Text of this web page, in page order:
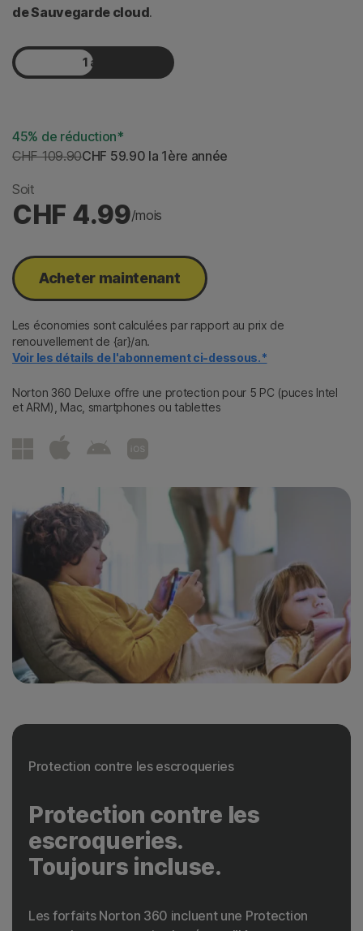
de Sauvegarde cloud.
1 an
45% de réduction*
CHF 109.90CHF 59.90 la 1ère année
Soit
CHF 4.99/mois
Acheter maintenant​
Les économies sont calculées par rapport au prix de
renouvellement de {ar}/an.
Voir les détails de l'abonnement ci-dessous.*
Norton 360 Deluxe offre une protection pour 5 PC (puces Intel
et ARM), Mac, smartphones ou tablettes
Protection contre les escroqueries
Protection contre les
escroqueries.
Toujours incluse.
Les forfaits Norton 360 incluent une Protection